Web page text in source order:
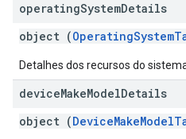
operatingSystemDetails
object (
Detalhes dos recursos do
deviceMakeModelDetails
object (